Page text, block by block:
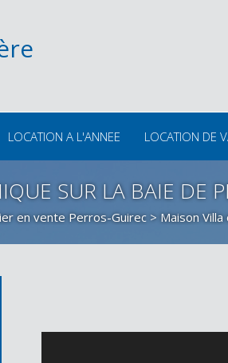
LOCATION A L'ANNEE LOCATION DE
SUR LA BAIE DE
en vente Perros-Guirec > Maison